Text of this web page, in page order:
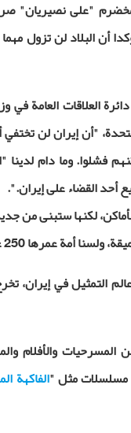
"علی
وليست دولة عمرها 250 عاما، مؤكدا أن
العامة في
"أن إيران لن
فشلوا. وما دام
أحد القضاء على إيران.
".
لكنها ستبنى من
أمة عمرها 250 عاما
التمثيل في إيران،
والأفلام
مسلسلات مثل "الفاكهة